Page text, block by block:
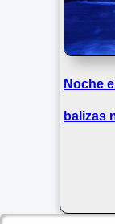
Noche
balizas